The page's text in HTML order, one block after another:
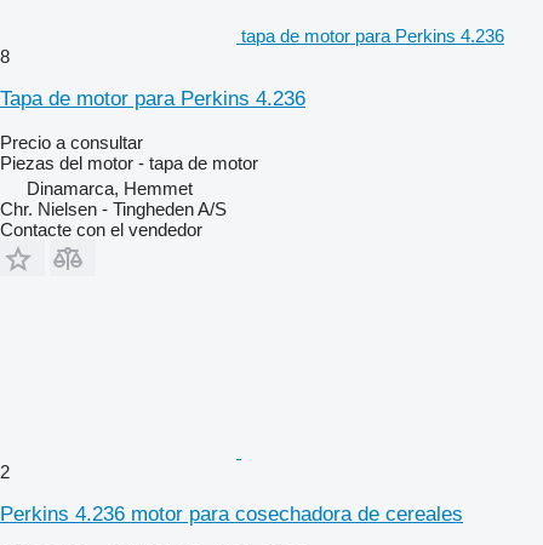
tapa de motor para Perkins 4.236
8
Tapa de motor para Perkins 4.236
Precio a consultar
Piezas del motor - tapa de motor
Dinamarca, Hemmet
Chr. Nielsen - Tingheden A/S
Contacte con el vendedor
2
Perkins 4.236 motor para cosechadora de cereales